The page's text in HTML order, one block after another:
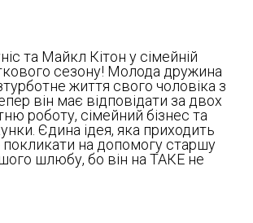
та Майкл Кітон у сімейній
сезону! Молода дружина
життя свого чоловіка з
він має відповідати за двох
роботу, сімейний бізнес та
Єдина ідея, яка приходить
покликати на допомогу старшу
шлюбу, бо він на ТАКЕ не